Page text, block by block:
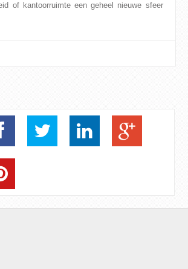
of kantoorruimte een geheel nieuwe sfeer